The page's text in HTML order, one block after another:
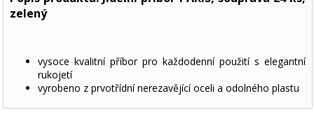
zelený
vysoce kvalitní příbor pro každodenní použití s elegantní
rukojetí
vyrobeno z prvotřídní nerezavějící oceli a odolného plastu